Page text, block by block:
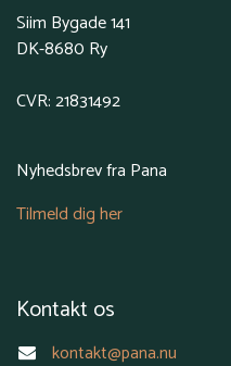
Siim Bygade 141
DK-8680 Ry
CVR: 21831492
Nyhedsbrev fra Pana
Tilmeld dig her
Kontakt os
kontakt@pana.nu